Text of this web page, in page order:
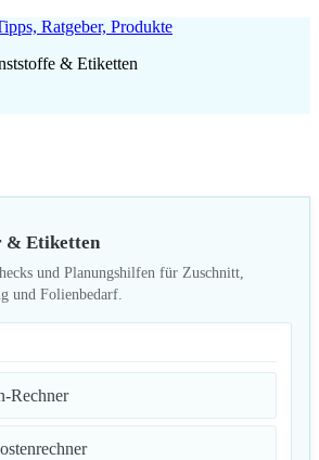
Ratgeber, Produkte
& Etiketten
& Etiketten
und Planungshilfen für Zuschnitt,
und Folienbedarf.
Rechner